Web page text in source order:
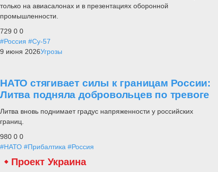
только на авиасалонах и в презентациях оборонной
промышленности.
729 0 0
#Россия #Су-57
9 июня 2026Угрозы
НАТО стягивает силы к границам России:
Литва подняла добровольцев по тревоге
Литва вновь поднимает градус напряженности у российских
границ.
980 0 0
#НАТО #Прибалтика #Россия
Проект Украина